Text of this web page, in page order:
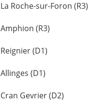
La Roche-sur-Foron (R3)
Amphion (R3)
Reignier (D1)
Allinges (D1)
Cran Gevrier (D2)